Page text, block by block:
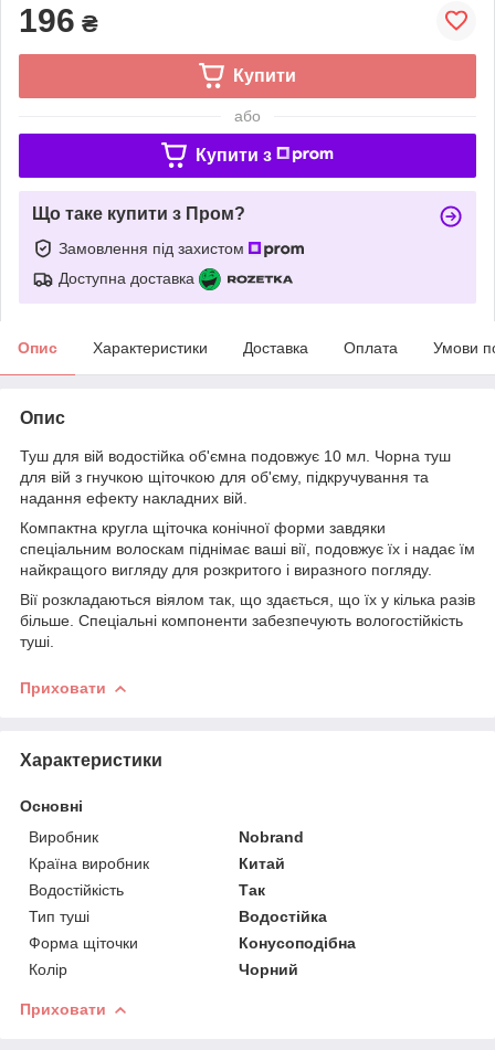
196 ₴
Купити
або
Купити з
Що таке купити з Пром?
Замовлення під захистом
Доступна доставка
Опис Характеристики Доставка Оплата Умови
Опис
Туш для вій водостійка об'ємна подовжує 10 мл. Чорна туш
для вій з гнучкою щіточкою для об'єму, підкручування та
надання ефекту накладних вій.
Компактна кругла щіточка конічної форми завдяки
спеціальним волоскам піднімає ваші вії, подовжує їх і надає їм
найкращого вигляду для розкритого і виразного погляду.
Вії розкладаються віялом так, що здається, що їх у кілька разів
більше. Спеціальні компоненти забезпечують вологостійкість
туші.
Приховати
Характеристики
Основні
Виробник
Nobrand
Країна виробник
Китай
Водостійкість
Так
Тип туші
Водостійка
Форма щіточки
Конусоподібна
Колір
Чорний
Приховати